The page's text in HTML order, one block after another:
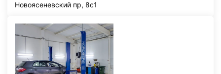
Новоясеневский пр, 8с1